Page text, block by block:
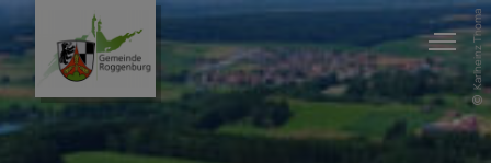
Karlheinz Thoma